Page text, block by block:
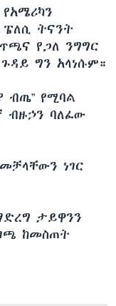
ፔለሲ ትናንት
የጋለ ንግግር
ግን አላነሱም።
ብጤ” የሚባል
ብዙኃን ባለፈው
ነገር
ታይዋንን
ከመስጠት